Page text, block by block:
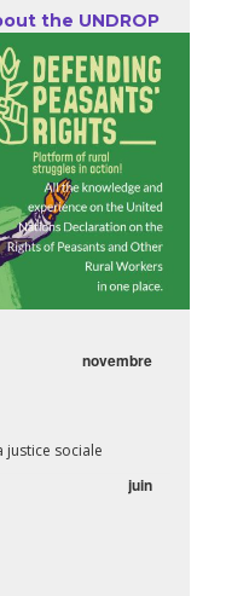
the UNDROP
novembre
justice sociale
juin